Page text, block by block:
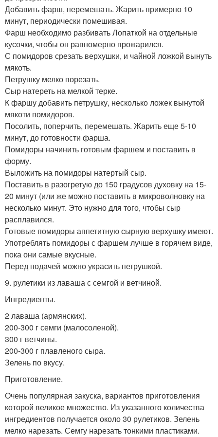
Добавить фарш, перемешать. Жарить примерно 10
минут, периодически помешивая.
Фарш необходимо разбивать Лопаткой на отдельные
кусочки, чтобы он равномерно прожарился.
С помидоров срезать верхушки, и чайной ложкой вынуть
мякоть.
Петрушку мелко порезать.
Сыр натереть на мелкой терке.
К фаршу добавить петрушку, несколько ложек вынутой
мякоти помидоров.
Посолить, поперчить, перемешать. Жарить еще 5-10
минут, до готовности фарша.
Помидоры начинить готовым фаршем и поставить в
форму.
Выложить на помидоры натертый сыр.
Поставить в разогретую до 150 градусов духовку на 15-
20 минут (или же можно поставить в микроволновку на
несколько минут. Это нужно для того, чтобы сыр
расплавился.
Готовые помидоры аппетитную сырную верхушку имеют.
Употреблять помидоры с фаршем лучше в горячем виде,
пока они самые вкусные.
Перед подачей можно украсить петрушкой.
9. рулетики из лаваша с семгой и ветчиной.
Ингредиенты.
2 лаваша (армянских).
200-300 г семги (малосоленой).
300 г ветчины.
200-300 г плавленого сыра.
Зелень по вкусу.
Приготовление.
Очень популярная закуска, вариантов приготовления
которой великое множество. Из указанного количества
ингредиентов получается около 30 рулетиков. Зелень
мелко нарезать. Семгу нарезать тонкими пластиками.